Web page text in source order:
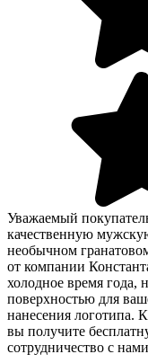
Уважаемый
качественную
необычном
от компании
холодное время года,
поверхностью для
нанесения логотипа.
вы получите
сотрудничество с